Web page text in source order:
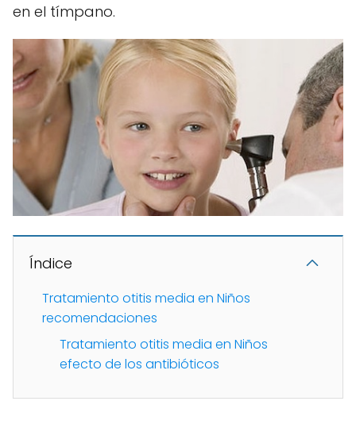
en el tímpano.
Índice
Tratamiento otitis media en Niños
recomendaciones
Tratamiento otitis media en Niños
efecto de los antibióticos